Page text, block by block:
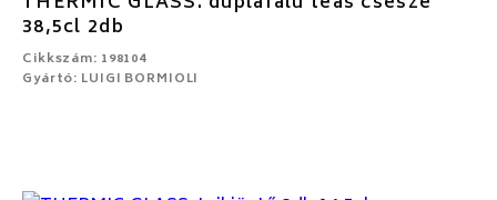
38,5cl 2db
Cikkszám: 198104
Gyártó: LUIGI BORMIOLI